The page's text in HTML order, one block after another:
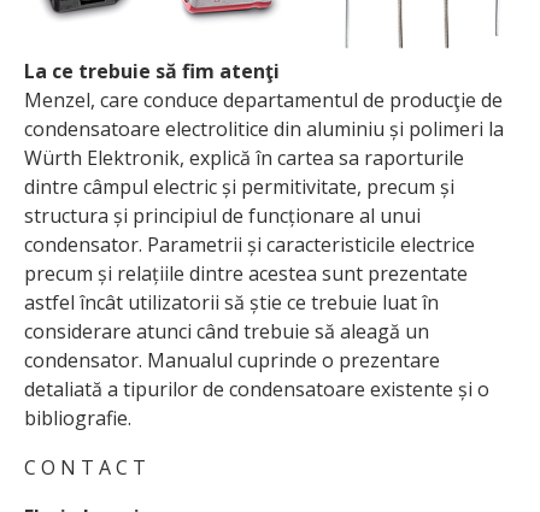
La ce trebuie să fim atenţi
Menzel, care conduce departamentul de producţie de
condensatoare electrolitice din aluminiu și polimeri la
Würth Elektronik, explică în cartea sa raporturile
dintre câmpul electric și permitivitate, precum și
structura și principiul de funcționare al unui
condensator. Parametrii și caracteristicile electrice
precum și relațiile dintre acestea sunt prezentate
astfel încât utilizatorii să știe ce trebuie luat în
considerare atunci când trebuie să aleagă un
condensator. Manualul cuprinde o prezentare
detaliată a tipurilor de condensatoare existente și o
bibliografie.
C O N T A C T